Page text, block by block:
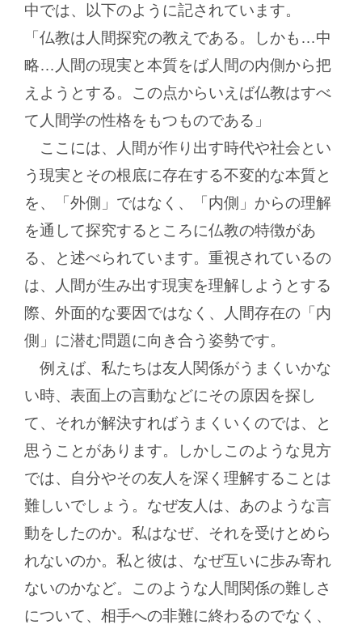
中では、以下のように記されています。
「仏教は人間探究の教えである。しかも…中
略…人間の現実と本質をば人間の内側から把
えようとする。この点からいえば仏教はすべ
て人間学の性格をもつものである」
ここには、人間が作り出す時代や社会とい
う現実とその根底に存在する不変的な本質と
を、「外側」ではなく、「内側」からの理解
を通して探究するところに仏教の特徴があ
る、と述べられています。重視されているの
は、人間が生み出す現実を理解しようとする
際、外面的な要因ではなく、人間存在の「内
側」に潜む問題に向き合う姿勢です。
例えば、私たちは友人関係がうまくいかな
い時、表面上の言動などにその原因を探し
て、それが解決すればうまくいくのでは、と
思うことがあります。しかしこのような見方
では、自分やその友人を深く理解することは
難しいでしょう。なぜ友人は、あのような言
動をしたのか。私はなぜ、それを受けとめら
れないのか。私と彼は、なぜ互いに歩み寄れ
ないのかなど。このような人間関係の難しさ
について、相手への非難に終わるのでなく、